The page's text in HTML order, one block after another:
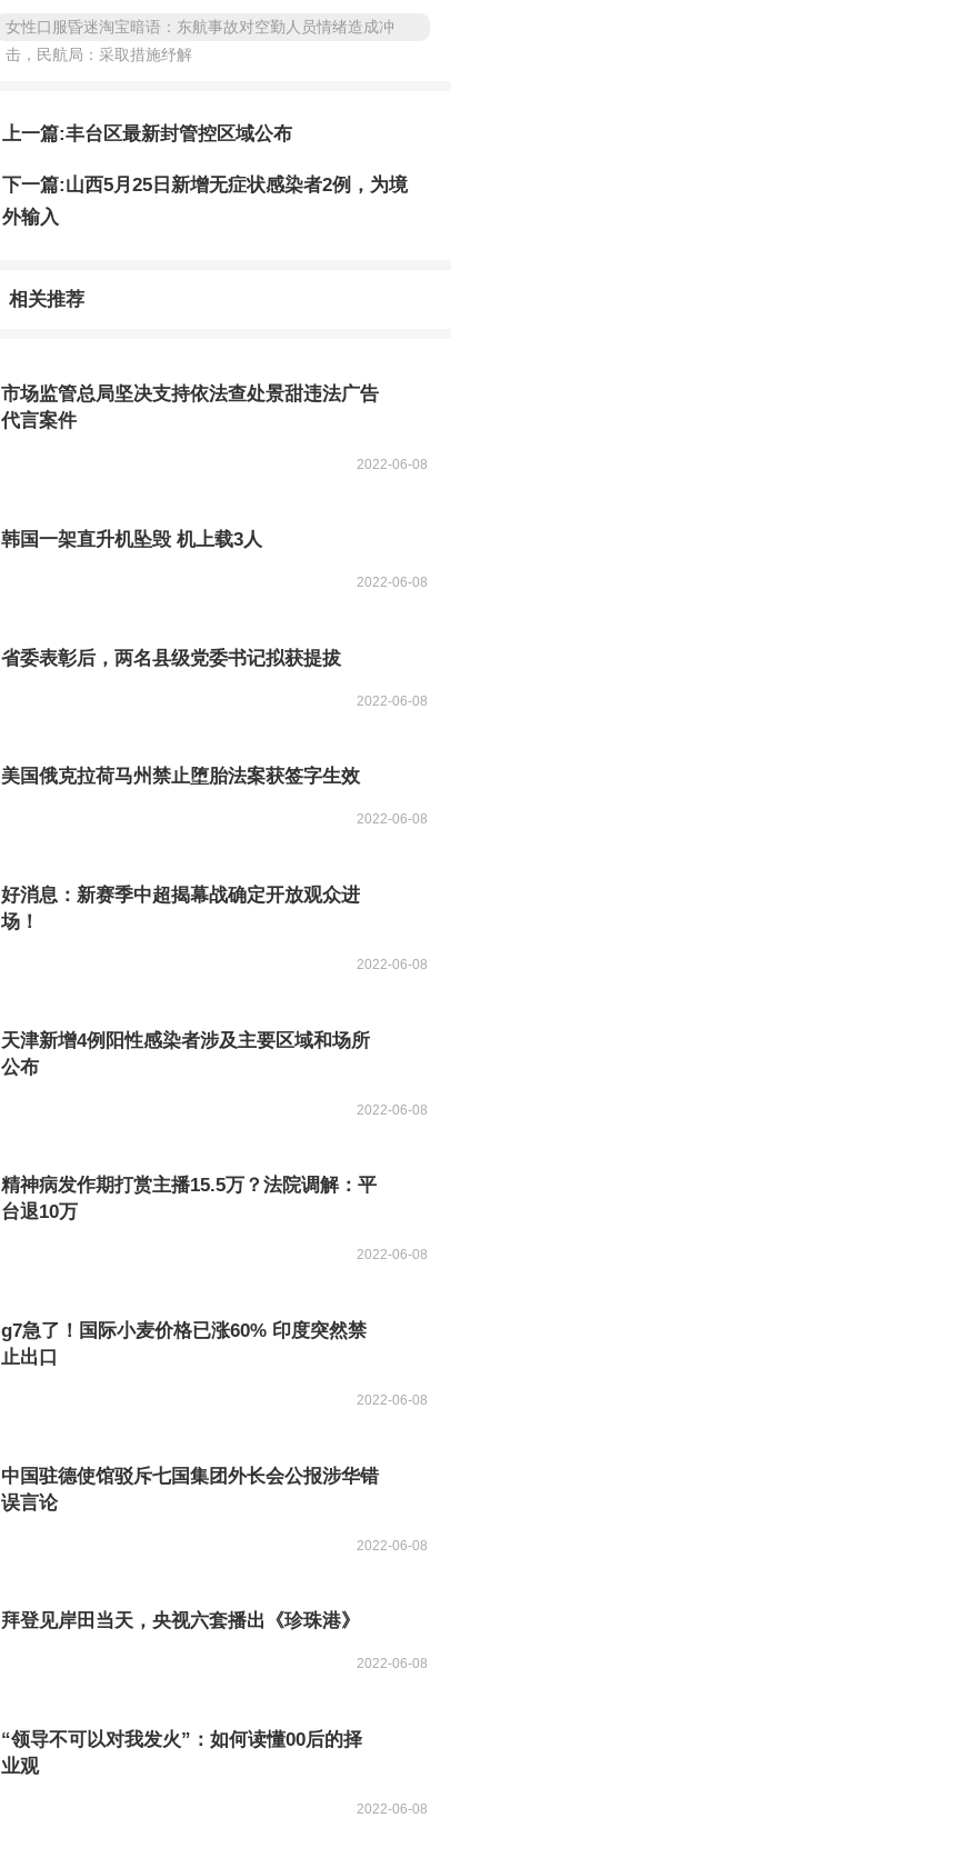
女性口服昏迷淘宝暗语：东航事故对空勤人员情绪造成冲
击，民航局：采取措施纾解
上一篇:丰台区最新封管控区域公布
下一篇:山西5月25日新增无症状感染者2例，为境
外输入
相关推荐
市场监管总局坚决支持依法查处景甜违法广告
代言案件
2022-06-08
韩国一架直升机坠毁 机上载3人
2022-06-08
省委表彰后，两名县级党委书记拟获提拔
2022-06-08
美国俄克拉荷马州禁止堕胎法案获签字生效
2022-06-08
好消息：新赛季中超揭幕战确定开放观众进
场！
2022-06-08
天津新增4例阳性感染者涉及主要区域和场所
公布
2022-06-08
精神病发作期打赏主播15.5万？法院调解：平
台退10万
2022-06-08
g7急了！国际小麦价格已涨60% 印度突然禁
止出口
2022-06-08
中国驻德使馆驳斥七国集团外长会公报涉华错
误言论
2022-06-08
拜登见岸田当天，央视六套播出《珍珠港》
2022-06-08
“领导不可以对我发火”：如何读懂00后的择
业观
2022-06-08